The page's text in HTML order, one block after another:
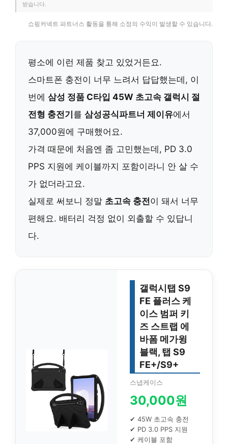
받습니다.
쇼핑커넥트 파트너스 활동을 통해 소정의 수익이 발생할 수 있습니다.
평소에 이런 제품 찾고 있었거든요.
스마트폰 충전이 너무 느려서 답답했는데, 이
번에 삼성 정품 C타입 45W 초고속 갤럭시 절
전형 충전기 를 삼성공식파트너 제이유에서
37,000원에 구매했어요.
가격 때문에 처음엔 좀 고민했는데, PD 3.0
PPS 지원에 케이블까지 포함이라니 안 살 수
가 없더라고요.
실제로 써보니 정말 초고속 충전이 돼서 너무
편해요. 배터리 걱정 없이 외출할 수 있답니
다.
갤럭시탭 S9
FE 플러스 케
이스 범퍼 키
즈 스트랩 에
바폼 메가윙
블랙, 탭 S9
FE+/S9+
스냅케이스
30,000원
✔ 45W 초고속 충전
✔ PD 3.0 PPS 지원
✔ 케이블 포함